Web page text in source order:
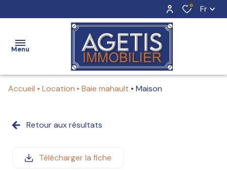
0 Fr
Menu
Nos
en
Nos
Accueil Location Baie mahault Maison
Retour aux résultats
Télécharger la fiche